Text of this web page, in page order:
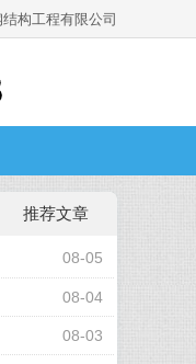
构工程有限公司
推荐文章
08-05
08-04
08-03